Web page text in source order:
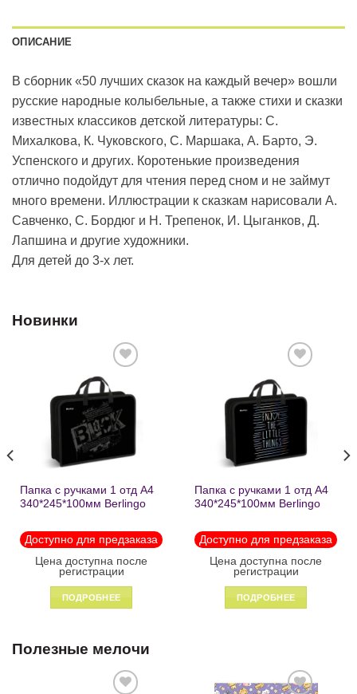
ОПИСАНИЕ
В сборник «50 лучших сказок на каждый вечер» вошли
русские народные колыбельные, а также стихи и сказки
известных классиков детской литературы: С.
Михалкова, К. Чуковского, С. Маршака, А. Барто, Э.
Успенского и других. Коротенькие произведения
отлично подойдут для чтения перед сном и не займут
много времени. Иллюстрации к сказкам нарисовали А.
Савченко, С. Бордюг и Н. Трепенок, И. Цыганков, Д.
Лапшина и другие художники.
Для детей до 3-х лет.
Новинки
Добавить
в список
желаний
Папка с ручками 1 отд А4
340*245*100мм Berlingo
молнии1246
Доступно для предзаказа
Цена доступна после
регистрации
ПОДРОБНЕЕ
Добавить
в список
желаний
Папка с ручками 1 отд А4
340*245*100мм Berlingo
пластик на молнии 1215
Доступно для предзаказа
Цена доступна после
регистрации
ПОДРОБНЕЕ
Полезные мелочи